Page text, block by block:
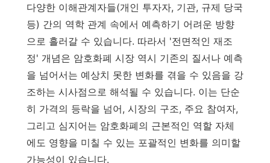
다양한 이해관계자들(개인 투자자, 기관, 규제 당국
등) 간의 역학 관계 속에서 예측하기 어려운 방향
으로 흘러갈 수 있습니다. 따라서 '전면적인 재조
정' 개념은 암호화폐 시장 역시 기존의 질서나 예측
을 넘어서는 예상치 못한 변화를 겪을 수 있음을 강
조하는 시사점으로 해석될 수 있습니다. 이는 단순
히 가격의 등락을 넘어, 시장의 구조, 주요 참여자,
그리고 심지어는 암호화폐의 근본적인 역할 자체
에도 영향을 미칠 수 있는 포괄적인 변화를 의미할
가능성이 있습니다.